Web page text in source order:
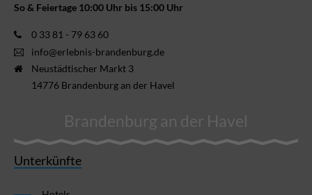
So & Feiertage 10:00 Uhr bis 15:00 Uhr
0 33 81 - 79 63 60
info@erlebnis-brandenburg.de
Neustädtischer Markt 3
14776 Brandenburg an der Havel
Brandenburg an der Havel
Unterkünfte